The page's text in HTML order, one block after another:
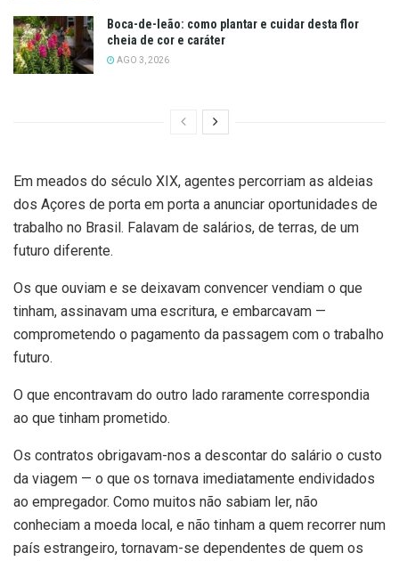
Boca-de-leão: como plantar e cuidar desta flor
cheia de cor e caráter
AGO 3, 2026
Em meados do século XIX, agentes percorriam as aldeias
dos Açores de porta em porta a anunciar oportunidades de
trabalho no Brasil. Falavam de salários, de terras, de um
futuro diferente.
Os que ouviam e se deixavam convencer vendiam o que
tinham, assinavam uma escritura, e embarcavam —
comprometendo o pagamento da passagem com o trabalho
futuro.
O que encontravam do outro lado raramente correspondia
ao que tinham prometido.
Os contratos obrigavam-nos a descontar do salário o custo
da viagem — o que os tornava imediatamente endividados
ao empregador. Como muitos não sabiam ler, não
conheciam a moeda local, e não tinham a quem recorrer num
país estrangeiro, tornavam-se dependentes de quem os